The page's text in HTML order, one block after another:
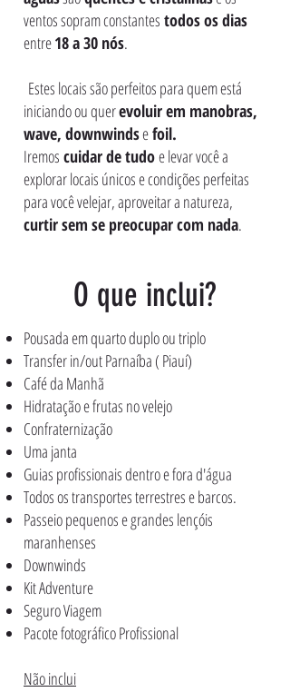
ventos sopram constantes todos os dias
entre18 a 30 nós.
Estes locais são perfeitos para quem está
iniciando ou querevoluir em manobras,
wave, downwindsefoil.
Iremos cuidar de tudoe levar você a
explorar locais únicos e condições perfeitas
para você velejar, aproveitar a natureza,
curtir sem se preocupar com nada.
O que inclui?
Pousada em quarto duplo ou triplo
Transfer in/out Parnaíba ( Piauí)
Café da Manhã
Hidratação e frutas no velejo
Confraternização
Uma janta
Guias profissionais dentro e fora d'água
Todos os transportes terrestres e barcos.
Passeio pequenos e grandes lençóis
maranhenses
Downwinds
Kit Adventure
Seguro Viagem
Pacote fotográfico Profissional
Não inclui